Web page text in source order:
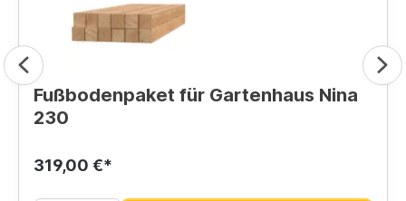
Fußbodenpaket für Gartenhaus Nina
230
319,00 €*